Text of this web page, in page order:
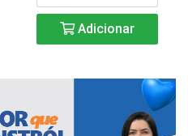
Adicionar